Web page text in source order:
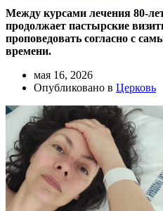
Между курсами лечения 80-
продолжает пастырские
проповедовать согласно с
времени.
мая 16, 2026
Опубликовано в Церковь